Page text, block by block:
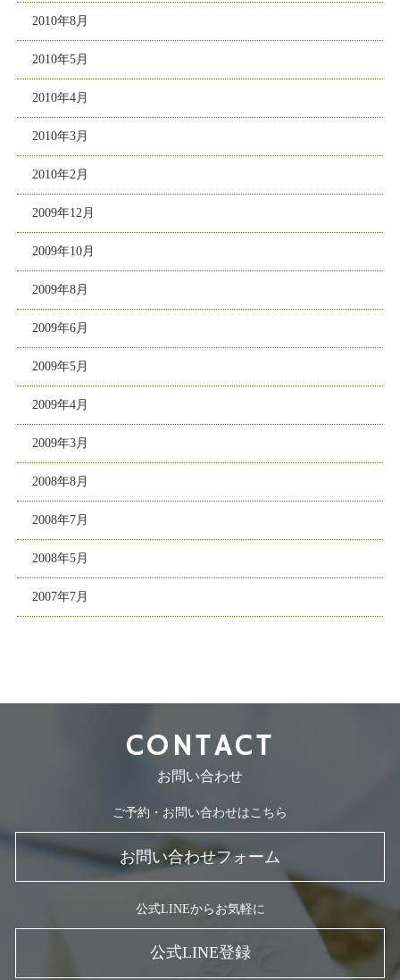
2010年8月
2010年5月
2010年4月
2010年3月
2010年2月
2009年12月
2009年10月
2009年8月
2009年6月
2009年5月
2009年4月
2009年3月
2008年8月
2008年7月
2008年5月
2007年7月
CONTACT
お問い合わせ
ご予約・お問い合わせはこちら
お問い合わせフォーム
公式LINEからお気軽に
公式LINE登録